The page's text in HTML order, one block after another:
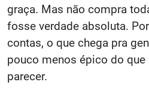
graça. Mas não compra
fosse verdade absoluta.
contas, o que chega pra
pouco menos épico do
parecer.